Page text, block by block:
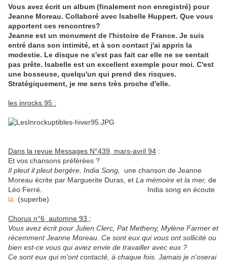
Vous avez écrit un album (finalement non enregistré) pour
Jeanne Moreau. Collaboré avec Isabelle Huppert. Que vous
apportent ces rencontres?
Jeanne est un monument de l'histoire de France. Je suis
entré dans son intimité, et à son contact j'ai appris la
modestie. Le disque ne s'est pas fait car elle ne se sentait
pas prête. Isabelle est un excellent exemple pour moi. C'est
une bosseuse, quelqu'un qui prend des risques.
Stratégiquement, je me sens très proche d'elle.
les inrocks 95 :
Dans la revue Messages N°439, mars-avril 94 :
Et vos chansons préférées ?
Il pleut il pleut bergère, India Song, une chanson de Jeanne
Moreau écrite par Marguerite Duras, et La mémoire et la mer, de
Léo Ferré. India song en écoute
là (superbe)
Chorus n°6 automne 93 ;
Vous avez écrit pour Julien Clerc, Pat Metheny, Mylène Farmer et
récemment Jeanne Moreau. Ce sont eux qui vous ont sollicité ou
bien est-ce vous qui aviez envie de travailler avec eux ?
Ce sont eux qui m'ont contacté, à chaque fois. Jamais je n'oserai